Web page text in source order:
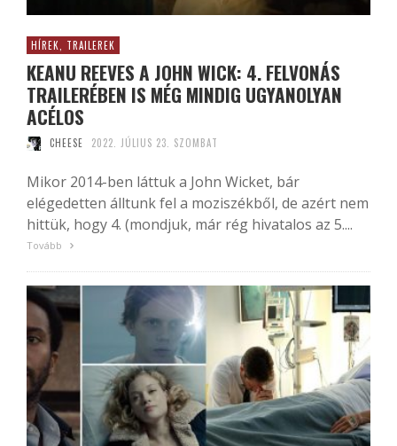
HÍREK, TRAILEREK
KEANU REEVES A JOHN WICK: 4. FELVONÁS
TRAILERÉBEN IS MÉG MINDIG UGYANOLYAN
ACÉLOS
CHEESE 2022. JÚLIUS 23. SZOMBAT
Mikor 2014-ben láttuk a John Wicket, bár
elégedetten álltunk fel a moziszékből, de azért nem
hittük, hogy 4. (mondjuk, már rég hivatalos az 5....
Tovább